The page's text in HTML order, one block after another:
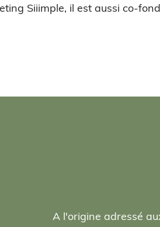
Siiimple, il est aussi co-
A l'origine adressé